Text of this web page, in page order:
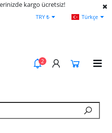
kargo ücretsiz!
TRY ₺ Türkçe
2